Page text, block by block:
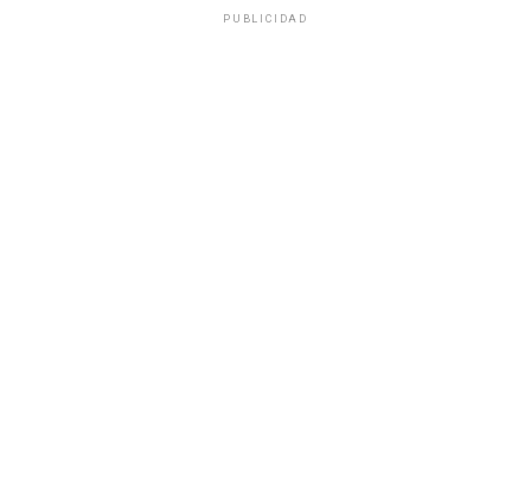
PUBLICIDAD